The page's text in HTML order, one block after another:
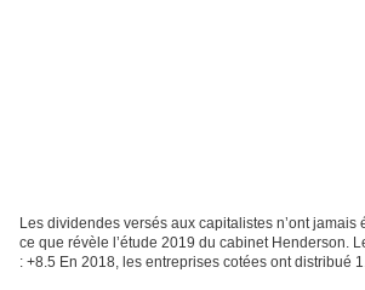
Les dividendes versés aux capitalistes n’ont jamais
ce que révèle l’étude 2019 du cabinet Henderson.
: +8.5 En 2018, les entreprises cotées ont distribué